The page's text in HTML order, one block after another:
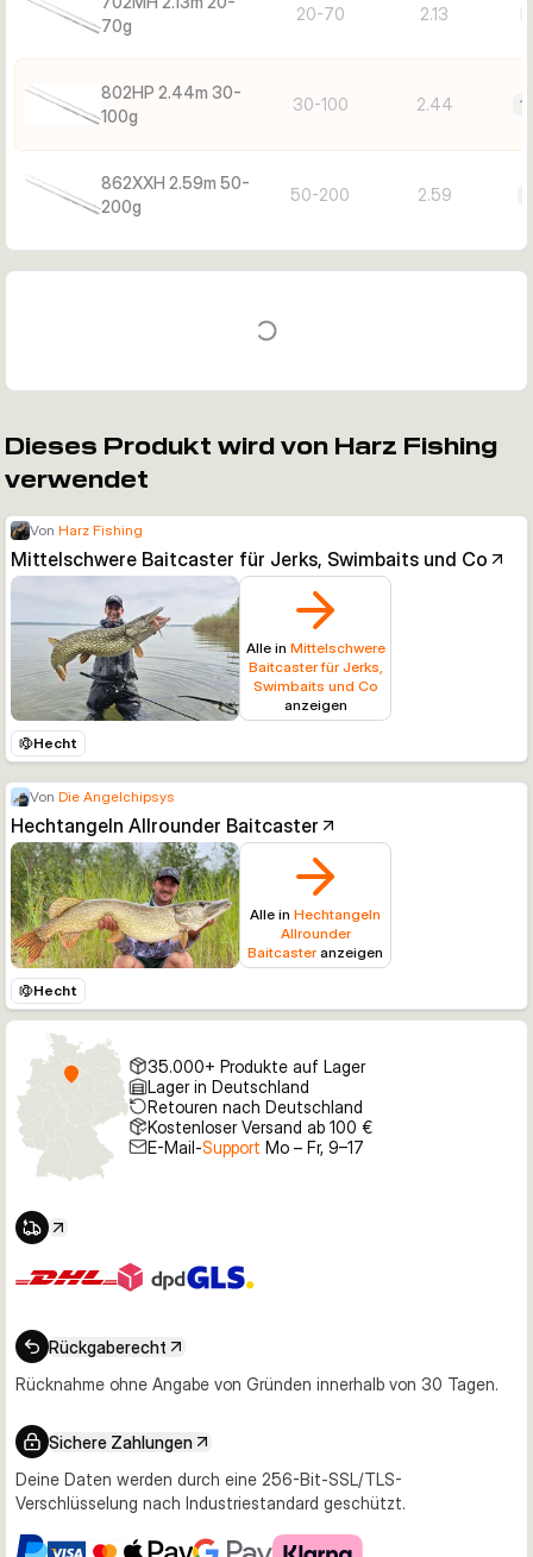
70g
20-70 2.13
802HP 2.44m 30-
100g
30-100 2.44
862XXH 2.59m 50-
200g
50-200 2.59
Dieses Produkt wird von Harz Fishing
verwendet
Von Harz Fishing
Mittelschwere Baitcaster für Jerks, Swimbaits und Co
Alle in Mittelschwere
Baitcaster für Jerks,
Swimbaits und Co
anzeigen
Hecht
Von Die Angelchipsys
Hechtangeln Allrounder Baitcaster
Alle in Hechtangeln
Allrounder
Baitcaster anzeigen
Hecht
35.000+ Produkte auf Lager
Lager in Deutschland
Retouren nach Deutschland
Kostenloser Versand ab 100 €
E-Mail-Support Mo – Fr, 9–17
Rückgaberecht
Rücknahme ohne Angabe von Gründen innerhalb von 30 Tagen.
Sichere Zahlungen
Deine Daten werden durch eine 256-Bit-SSL/TLS-
Verschlüsselung nach Industriestandard geschützt.